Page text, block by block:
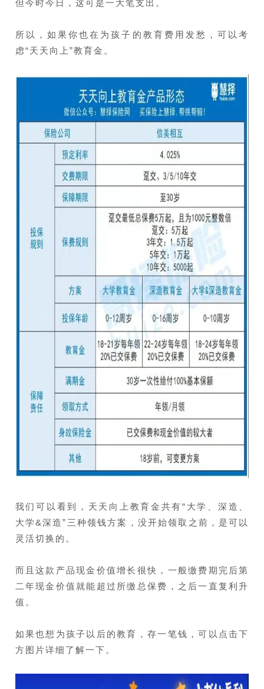
但今时今日，这可是一大笔支出。
所以，如果你也在为孩子的教育费用发愁，可以考
虑“天天向上”教育金。
我们可以看到，天天向上教育金共有“大学、深造、
大学&深造”三种领钱方案，没开始领取之前，是可以
灵活切换的。
而且这款产品现金价值增长很快，一般缴费期完后第
二年现金价值就能超过所缴总保费，之后一直复利升
值。
如果也想为孩子以后的教育，存一笔钱，可以点击下
方图片详细了解一下。